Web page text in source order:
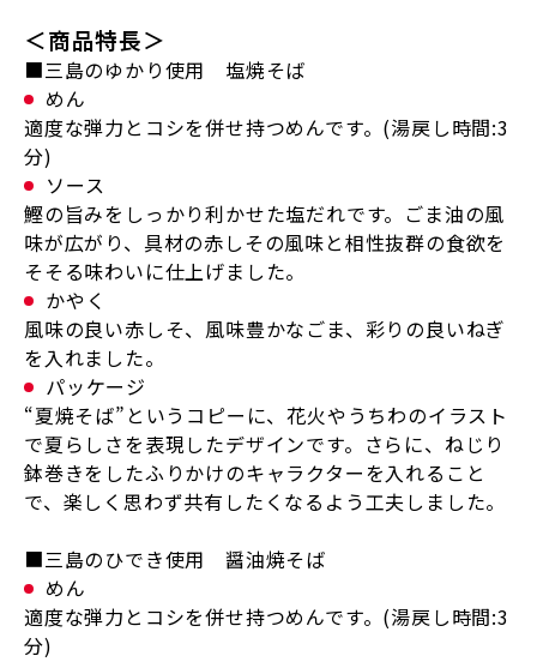
＜商品特長＞
■三島のゆかり使用 塩焼そば
めん
適度な弾力とコシを併せ持つめんです。(湯戻し時間:3
分)
ソース
鰹の旨みをしっかり利かせた塩だれです。ごま油の風
味が広がり、具材の赤しその風味と相性抜群の食欲を
そそる味わいに仕上げました。
かやく
風味の良い赤しそ、風味豊かなごま、彩りの良いねぎ
を入れました。
パッケージ
“夏焼そば”というコピーに、花火やうちわのイラスト
で夏らしさを表現したデザインです。さらに、ねじり
鉢巻きをしたふりかけのキャラクターを入れること
で、楽しく思わず共有したくなるよう工夫しました。
■三島のひでき使用 醤油焼そば
めん
適度な弾力とコシを併せ持つめんです。(湯戻し時間:3
分)